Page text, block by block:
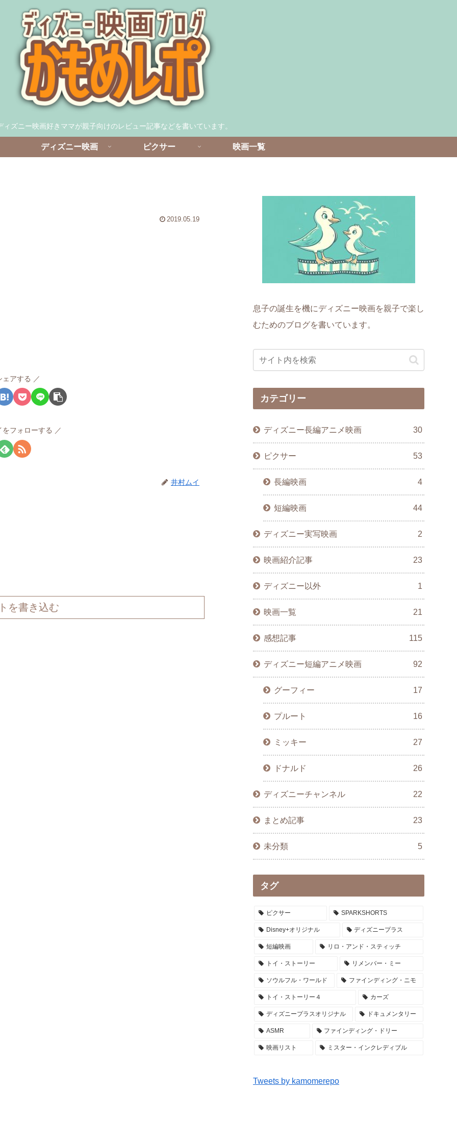
ィズニー映画好きママが親子向けのレビュー記事などを書いています。
ディズニー映画 ピクサー 映画一覧
2019.05.19
ェアする
をフォローする
井村ムイ
を書き込む
息子の誕生を機にディズニー映画を親子で楽し
むためのブログを書いています。
カテゴリー
ディズニー長編アニメ映画 30
ピクサー 53
長編映画 4
短編映画 44
ディズニー実写映画 2
映画紹介記事 23
ディズニー以外 1
映画一覧 21
感想記事 115
ディズニー短編アニメ映画 92
グーフィー 17
プルート 16
ミッキー 27
ドナルド 26
ディズニーチャンネル 22
まとめ記事 23
未分類 5
タグ
ピクサー SPARKSHORTS
Disney+オリジナル ディズニープラス
短編映画 リロ・アンド・スティッチ
トイ・ストーリー リメンバー・ミー
ソウルフル・ワールド ファインディング・ニモ
トイ・ストーリー４ カーズ
ディズニープラスオリジナル ドキュメンタリー
ASMR ファインディング・ドリー
映画リスト ミスター・インクレディブル
Tweets by kamomerepo